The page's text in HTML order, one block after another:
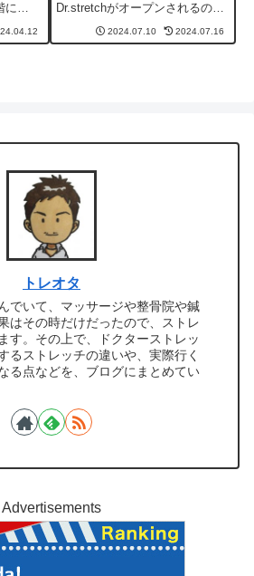
に
情報
Dr.stretchがオープンされるの
をご紹介しています。
2024.07.10 2024.07.16
トレオタ
でいて、マッサージや整骨院や鍼
はその時だけだったので、ストレ
す。その上で、ドクターストレッ
るストレッチの違いや、実際行く
る点などを、ブログにまとめてい
Advertisements